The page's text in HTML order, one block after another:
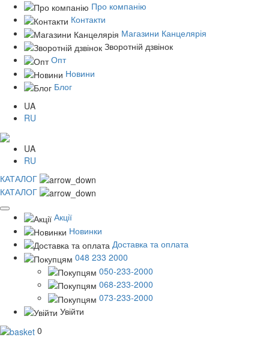
Про компанію
Контакти
Магазини Канцелярія
Зворотній дзвінок
Опт
Новини
Блог
UA
RU
UA
RU
КАТАЛОГ
КАТАЛОГ
Акції
Новинки
Доставка та оплата
048 233 2000
050-233-2000
068-233-2000
073-233-2000
Увійти
0